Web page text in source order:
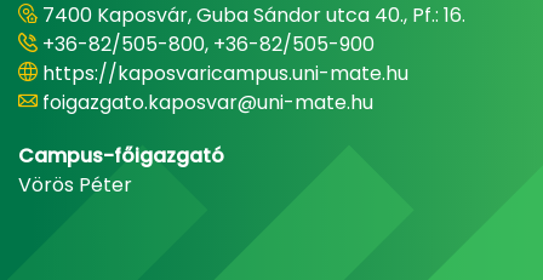
7400 Kaposvár, Guba Sándor utca 40., Pf.: 16.
+36-82/505-800, +36-82/505-900
https://kaposvaricampus.uni-mate.hu
foigazgato.kaposvar@uni-mate.hu
Campus-főigazgató
Vörös Péter